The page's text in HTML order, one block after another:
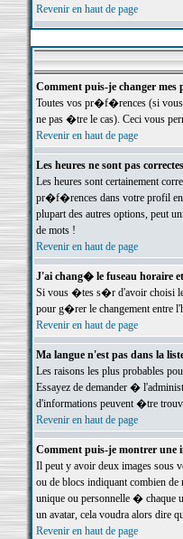
Revenir en haut de page
Comment puis-je changer
Toutes vos pr�f�rences (si
ne pas �tre le cas). Ceci vous
Revenir en haut de page
Les heures ne sont pas
Les heures sont certainement
pr�f�rences dans votre profil en
plupart des autres options, peut
de mots !
Revenir en haut de page
J'ai chang� le fuseau horaire
Si vous �tes s�r d'avoir choisi
pour g�rer le changement
Revenir en haut de page
Ma langue n'est pas dans la
Les raisons les plus probables
Essayez de demander �
d'informations peuvent �tre
Revenir en haut de page
Comment puis-je montrer une
Il peut y avoir deux images sous
ou de blocs indiquant combien
unique ou personnelle � chaque
un avatar, cela voudra alors dire
Revenir en haut de page